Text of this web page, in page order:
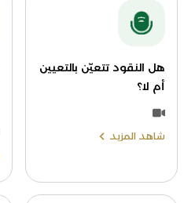
هل النقود تتعيّن بالتعيين
أم لا؟
شاهد المزيد